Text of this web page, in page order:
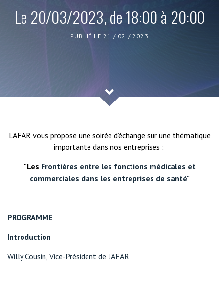
Le 20/03/2023, de 18:00 à 20:00
PUBLIÉ LE 21 / 02 / 2023
L’AFAR vous propose une soirée d’échange sur une thématique
importante dans nos entreprises :
"Les Frontières entre les fonctions médicales et
commerciales dans les entreprises de santé"
PROGRAMME
Introduction
Willy Cousin, Vice-Président de l'AFAR